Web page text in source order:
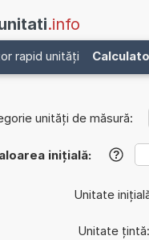
.info
rapid unități
unități de măsură:
inițială: ?
Unitate
Unitate țintă: